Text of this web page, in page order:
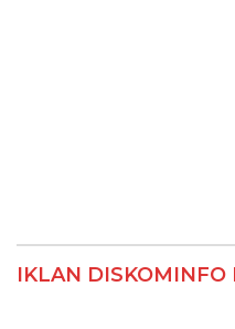
IKLAN DISKOMINFO